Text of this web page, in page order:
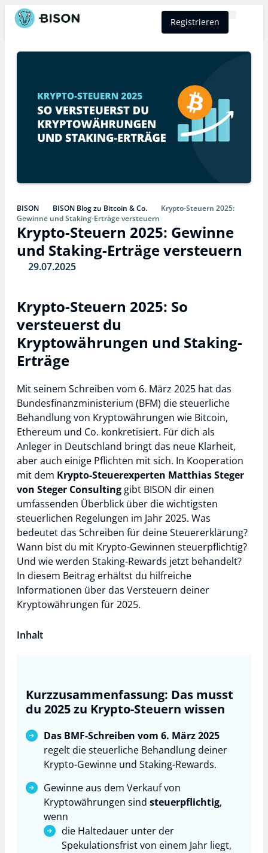
Registrieren
BISON BISON Blog zu Bitcoin & Co.
Krypto-Steuern 2025:
Gewinne und Staking-Erträge versteuern
Krypto-Steuern 2025: Gewinne
und Staking-Erträge versteuern
29.07.2025
Krypto-Steuern 2025: So
versteuerst du
Kryptowährungen und Staking-
Erträge
Mit seinem Schreiben vom 6. März 2025 hat das
Bundesfinanzministerium (BFM) die steuerliche
Behandlung von Kryptowährungen wie Bitcoin,
Ethereum und Co. konkretisiert. Für dich als
Anleger in Deutschland bringt das neue Klarheit,
aber auch einige Pflichten mit sich. In Kooperation
mit dem Krypto-Steuerexperten Matthias Steger
von Steger Consultinggibt BISON dir einen
umfassenden Überblick über die wichtigsten
steuerlichen Regelungen im Jahr 2025. Was
bedeutet das Schreiben für deine Steuererklärung?
Wann bist du mit Krypto-Gewinnen steuerpflichtig?
Und wie werden Staking-Rewards jetzt behandelt?
In diesem Beitrag erhältst du hilfreiche
Informationen über das Versteuern deiner
Kryptowährungen für 2025.
Inhalt
Kurzzusammenfassung: Das musst
du 2025 zu Krypto-Steuern wissen
Das BMF-Schreiben vom 6. März 2025
regelt die steuerliche Behandlung deiner
Krypto-Gewinne und Staking-Rewards.
Gewinne aus dem Verkauf von
Kryptowährungen sind steuerpflichtig,
wenn
die Haltedauer unter der
Spekulationsfrist von einem Jahr liegt,